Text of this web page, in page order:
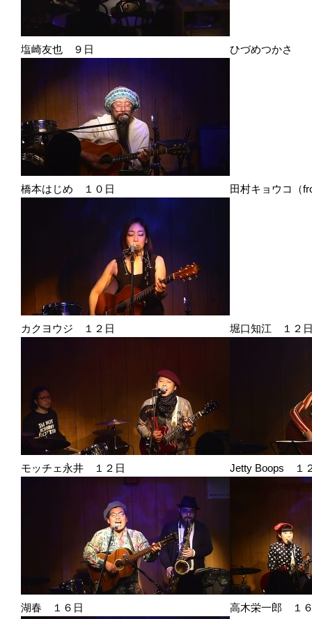
塩崎友也 ９日 ひづめつかさ １
橋本はじめ １０日 田村キョウコ（from サ
カクヨウジ １２日 堀口知江 １２
モッチェ永井 １２日 Jetty Boops １２
湖春 １６日 高木栄一郎 １６